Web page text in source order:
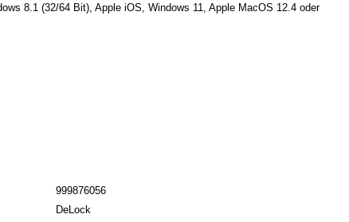
8.1 (32/64 Bit), Apple iOS, Windows 11, Apple MacOS 12.4 oder
999876056
DeLock